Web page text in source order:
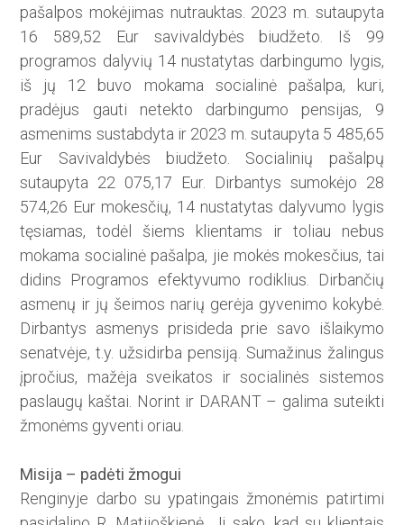
pašalpos mokėjimas nutrauktas. 2023 m. sutaupyta
16 589,52 Eur savivaldybės biudžeto. Iš 99
programos dalyvių 14 nustatytas darbingumo lygis,
iš jų 12 buvo mokama socialinė pašalpa, kuri,
pradėjus gauti netekto darbingumo pensijas, 9
asmenims sustabdyta ir 2023 m. sutaupyta 5 485,65
Eur Savivaldybės biudžeto. Socialinių pašalpų
sutaupyta 22 075,17 Eur. Dirbantys sumokėjo 28
574,26 Eur mokesčių, 14 nustatytas dalyvumo lygis
tęsiamas, todėl šiems klientams ir toliau nebus
mokama socialinė pašalpa, jie mokės mokesčius, tai
didins Programos efektyvumo rodiklius. Dirbančių
asmenų ir jų šeimos narių gerėja gyvenimo kokybė.
Dirbantys asmenys prisideda prie savo išlaikymo
senatvėje, t.y. užsidirba pensiją. Sumažinus žalingus
įpročius, mažėja sveikatos ir socialinės sistemos
paslaugų kaštai. Norint ir DARANT – galima suteikti
žmonėms gyventi oriau.
Misija – padėti žmogui
Renginyje darbo su ypatingais žmonėmis patirtimi